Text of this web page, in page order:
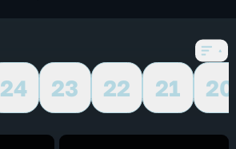
24 23 22 21
20